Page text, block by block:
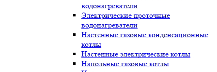
водонагреватели
Электрические проточные
водонагреватели
Настенные газовые конденсационные
котлы
Настенные электрические котлы
Напольные газовые котлы